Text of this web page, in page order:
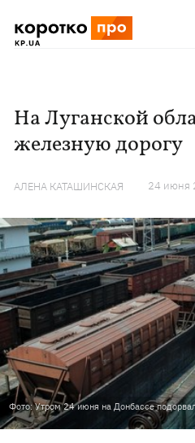
На Луганской
железную дорогу
АЛЕНА КАТАШИНСКАЯ 24 июня
Фото: Утром 24 июня на Донбассе